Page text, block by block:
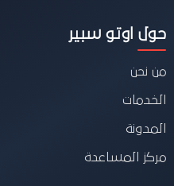
حول اوتو سبير
من نحن
الخدمات
المدونة
مركز المساعدة